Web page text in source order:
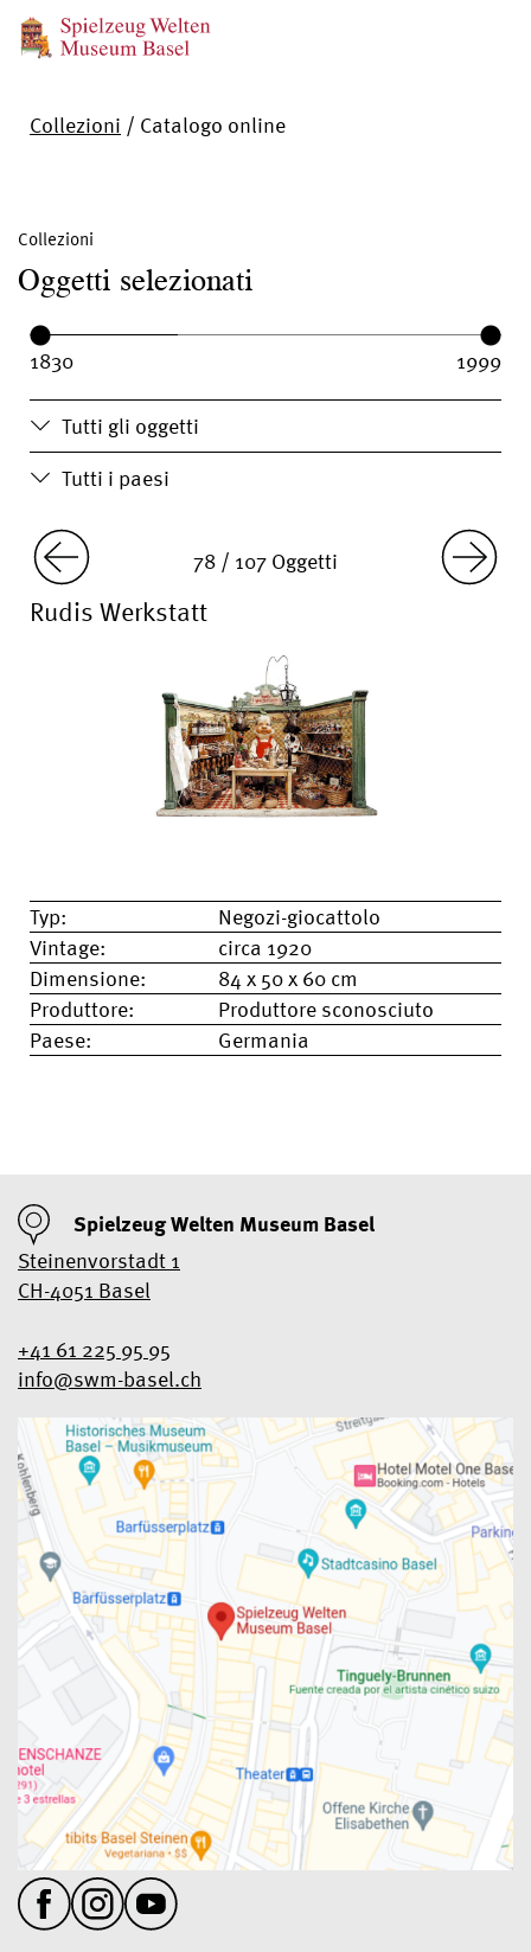
Collezioni / Catalogo online
Collezioni
Oggetti selezionati
Tutti gli oggetti
Tutti i paesi
Year range:
Year from:
Year until:
Typ:
Negozi-giocattolo
Vintage:
circa 1920
Dimensione:
84 x 50 x 60 cm
Produttore:
Produttore sconosciuto
Paese:
Germania
78 / 107 Oggetti
Rudis Werkstatt
Spielzeug Welten Museum Basel
Steinenvorstadt 1
CH-4051 Basel
+41 61 225 95 95
info@swm-basel.ch